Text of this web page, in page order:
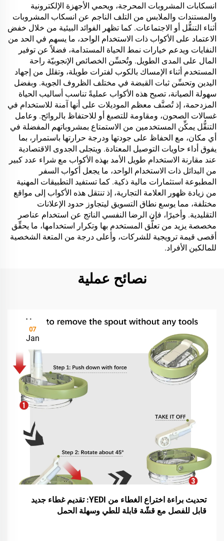
انسكابات المشروبات المحرجة، ويحمي الأجهزة الإلكترونية
والمستندات والملابس من التلف الناجم عن انسكاب المشروبات
أثناء التنقُّل أو الاجتماعات. كما تظهر الفوائد البيئية من خلال خفض
الاعتماد على الأكواب ذات الاستخدام الواحد، ما يسهم في الحد من
النفايات ويدعم خيارات نمط الحياة المستدامة، فضلاً عن توفير
المال على المدى الطويل. وتُحسِّن الخصائص الإنجوبيّة راحة
المستخدم أثناء الإمساك بالكوب لفترات طويلة، وتقلل من إجهاد
اليدين وتحسِّن ثبات القبضة في مختلف الظروف الجوية. وبفضل
سهولة الصيانة، تصبح هذه الأكواب عمليةً تناسب أساليب الحياة
المزدحمة، إذ تُصنَّف معظم الموديلات على أنها آمنة للاستخدام في
غسالات الصحون، ومقاومة للتصبغ أو للاحتفاظ بالروائح. وعامل
التنقُّل يمكِّن المستخدمين من الاستمتاع بمشروباتهم المفضلة في
أي مكان، مع الحفاظ على جودتها ودرجة حرارتها باستمرار، بما
يفوق أداء حاويات التوصيل المعتادة. ويتجلى الجدوى الاقتصادية
عند مقارنة الاستخدام طويل الأمد بهذه الأكواب مع شراء عدد كبير
من البدائل ذات الاستخدام الواحد، ما يجعل أكواب السفر
المطبوعة استثمارات مالية ذكية. كما تستفيد التطبيقات المهنية
من زيادة ظهور العلامة التجارية، إذ تنتقل هذه الأكواب إلى مواقع
مختلفة، مما يوسع نطاق التسويق ليتجاوز حدود الإعلانات
التقليدية. وأخيرًا، فإن الرضا النفسي الناتج عن استخدام عناصر
مخصصة يزيد من تعلُّق المستخدم بها وتكرار استخدامها، ما يحقِّق
أقصى قيمة ترويجية للشركات، وأعلى درجة من المتعة الشخصية
للمالكين الأفراد.
نصائح عملية
07
Jan
تحديث براءة اختراع الغطاء من YEDI: تقديم غطاء جديد
قابل للفصل مع قشّة قابلة للطي وسهلة الحمل